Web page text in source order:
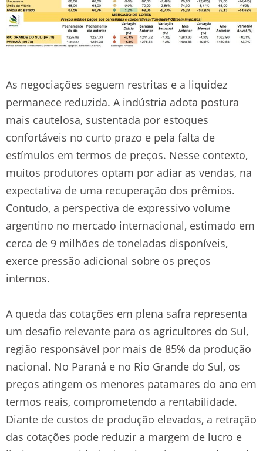
As negociações seguem restritas e a liquidez
permanece reduzida. A indústria adota postura
mais cautelosa, sustentada por estoques
confortáveis no curto prazo e pela falta de
estímulos em termos de preços. Nesse contexto,
muitos produtores optam por adiar as vendas, na
expectativa de uma recuperação dos prêmios.
Contudo, a perspectiva de expressivo volume
argentino no mercado internacional, estimado em
cerca de 9 milhões de toneladas disponíveis,
exerce pressão adicional sobre os preços
internos.
A queda das cotações em plena safra representa
um desafio relevante para os agricultores do Sul,
região responsável por mais de 85% da produção
nacional. No Paraná e no Rio Grande do Sul, os
preços atingem os menores patamares do ano em
termos reais, comprometendo a rentabilidade.
Diante de custos de produção elevados, a retração
das cotações pode reduzir a margem de lucro e